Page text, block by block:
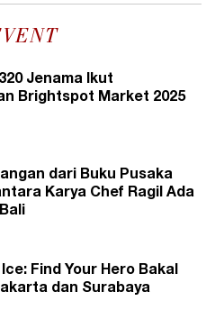
Jenama Ikut
Brightspot Market 2025
dari Buku Pusaka
Karya Chef Ragil Ada
Find Your Hero Bakal
dan Surabaya